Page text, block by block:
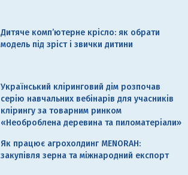
Дитяче комп’ютерне крісло: як обрати
модель під зріст і звички дитини
Український кліринговий дім розпочав
серію навчальних вебінарів для учасників
клірингу за товарним ринком
«Необроблена деревина та пиломатеріали»
Як працює агрохолдинг MENORAH:
закупівля зерна та міжнародний експорт